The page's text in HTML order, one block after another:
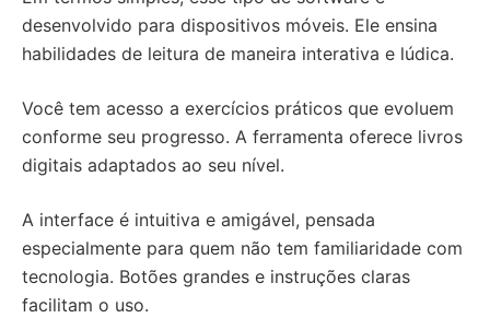
desenvolvido para dispositivos móveis. Ele ensina
habilidades de leitura de maneira interativa e lúdica.
Você tem acesso a exercícios práticos que evoluem
conforme seu progresso. A ferramenta oferece livros
digitais adaptados ao seu nível.
A interface é intuitiva e amigável, pensada
especialmente para quem não tem familiaridade com
tecnologia. Botões grandes e instruções claras
facilitam o uso.